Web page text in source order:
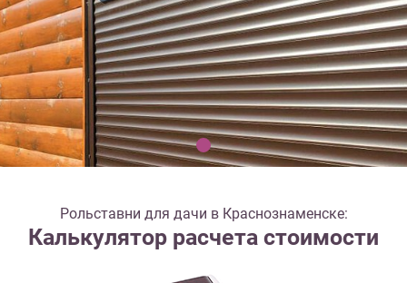
Рольставни для дачи в Краснознаменске:
Калькулятор расчета стоимости